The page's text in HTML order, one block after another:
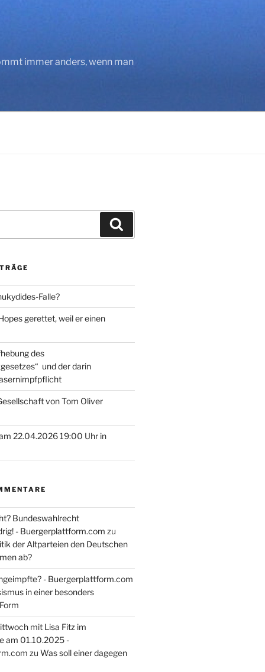
immer anders, wenn man
Falle?
gerettet, weil er einen
des
und der darin
von Tom Oliver
22.04.2026 19:00 Uhr in
Bundeswahlrecht
- Buergerplattform.com zu
der Altparteien den Deutschen
ab?
- Buergerplattform.com
in einer besonders
mit Lisa Fitz im
am 01.10.2025 -
zu Was soll einer dagegen